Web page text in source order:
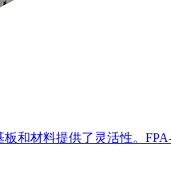
和材料提供了灵活性。